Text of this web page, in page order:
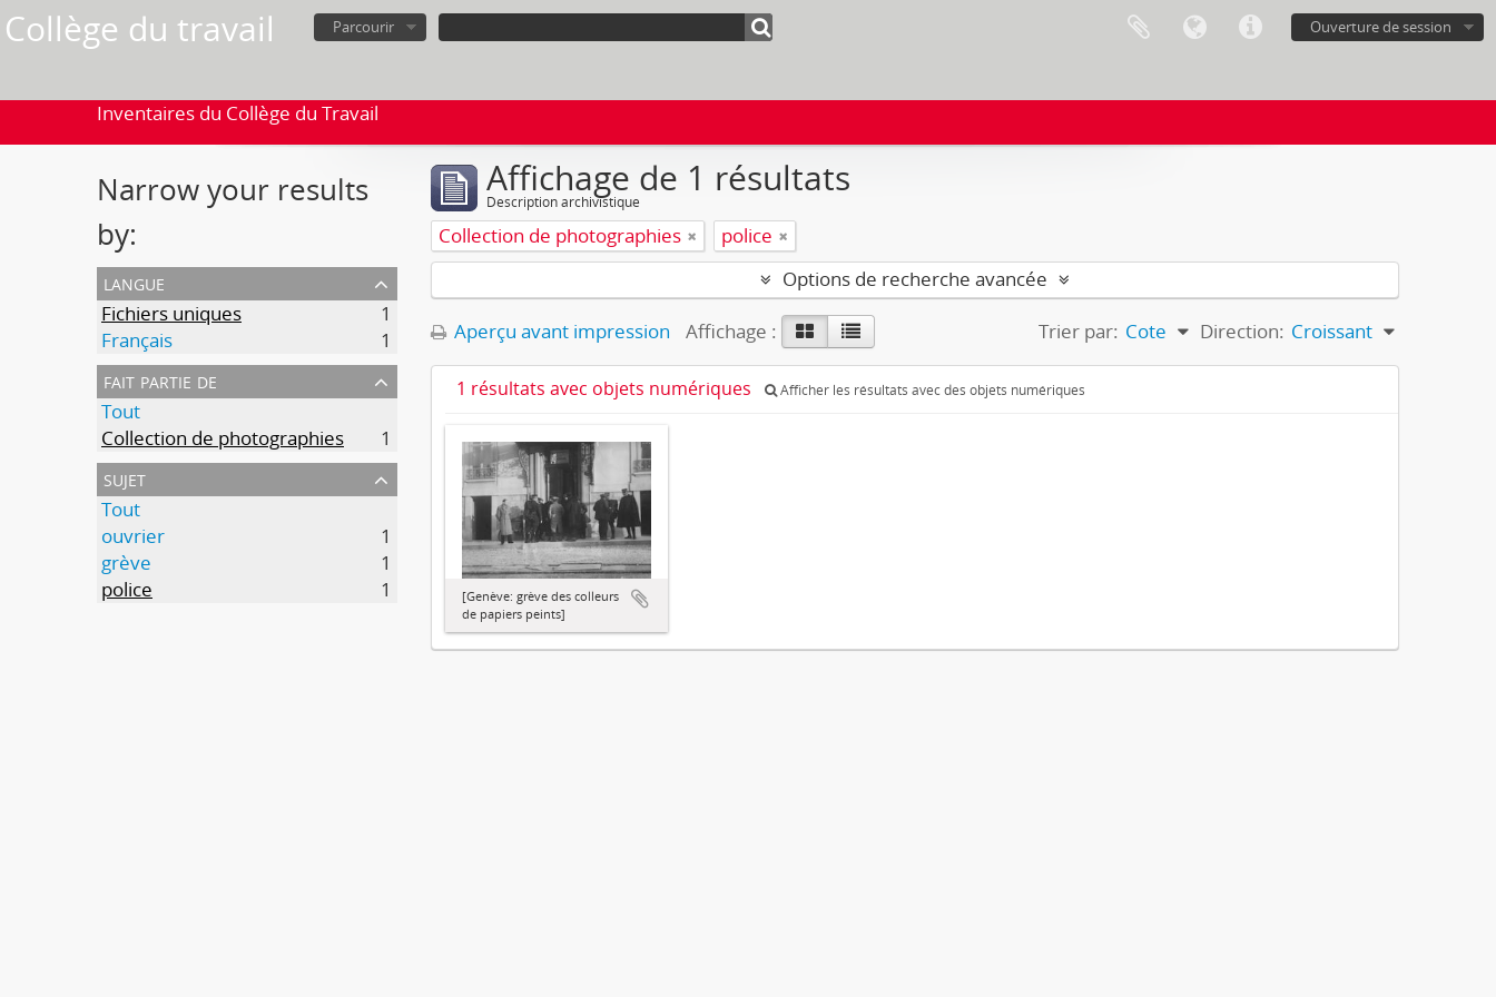
Collège du travail Ouverture de session
Parcourir
Inventaires du Collège du Travail
Narrow your results
by:
langue
Fichiers uniques
1
Français
1
fait partie de
Tout
Collection de photographies
1
sujet
Tout
ouvrier
1
grève
1
police
1
Affichage de 1 résultats
Description archivistique
Collection de photographies
police
Options de recherche avancée
Aperçu avant impression Affichage : Trier par: Cote Direction: Croissant
1 résultats avec objets numériques Afficher les résultats avec des objets numériques
[Genève: grève des colleurs
de papiers peints]